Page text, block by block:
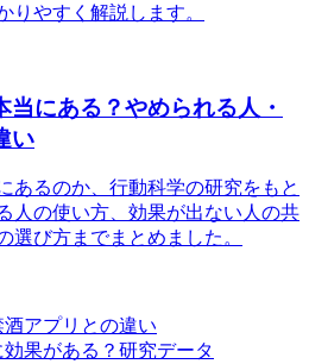
りやすく解説します。
にある？やめられる人・
い
あるのか、行動科学の研究をもと
人の使い方、効果が出ない人の共
選び方までまとめました。
アプリとの違い
果がある？研究データ